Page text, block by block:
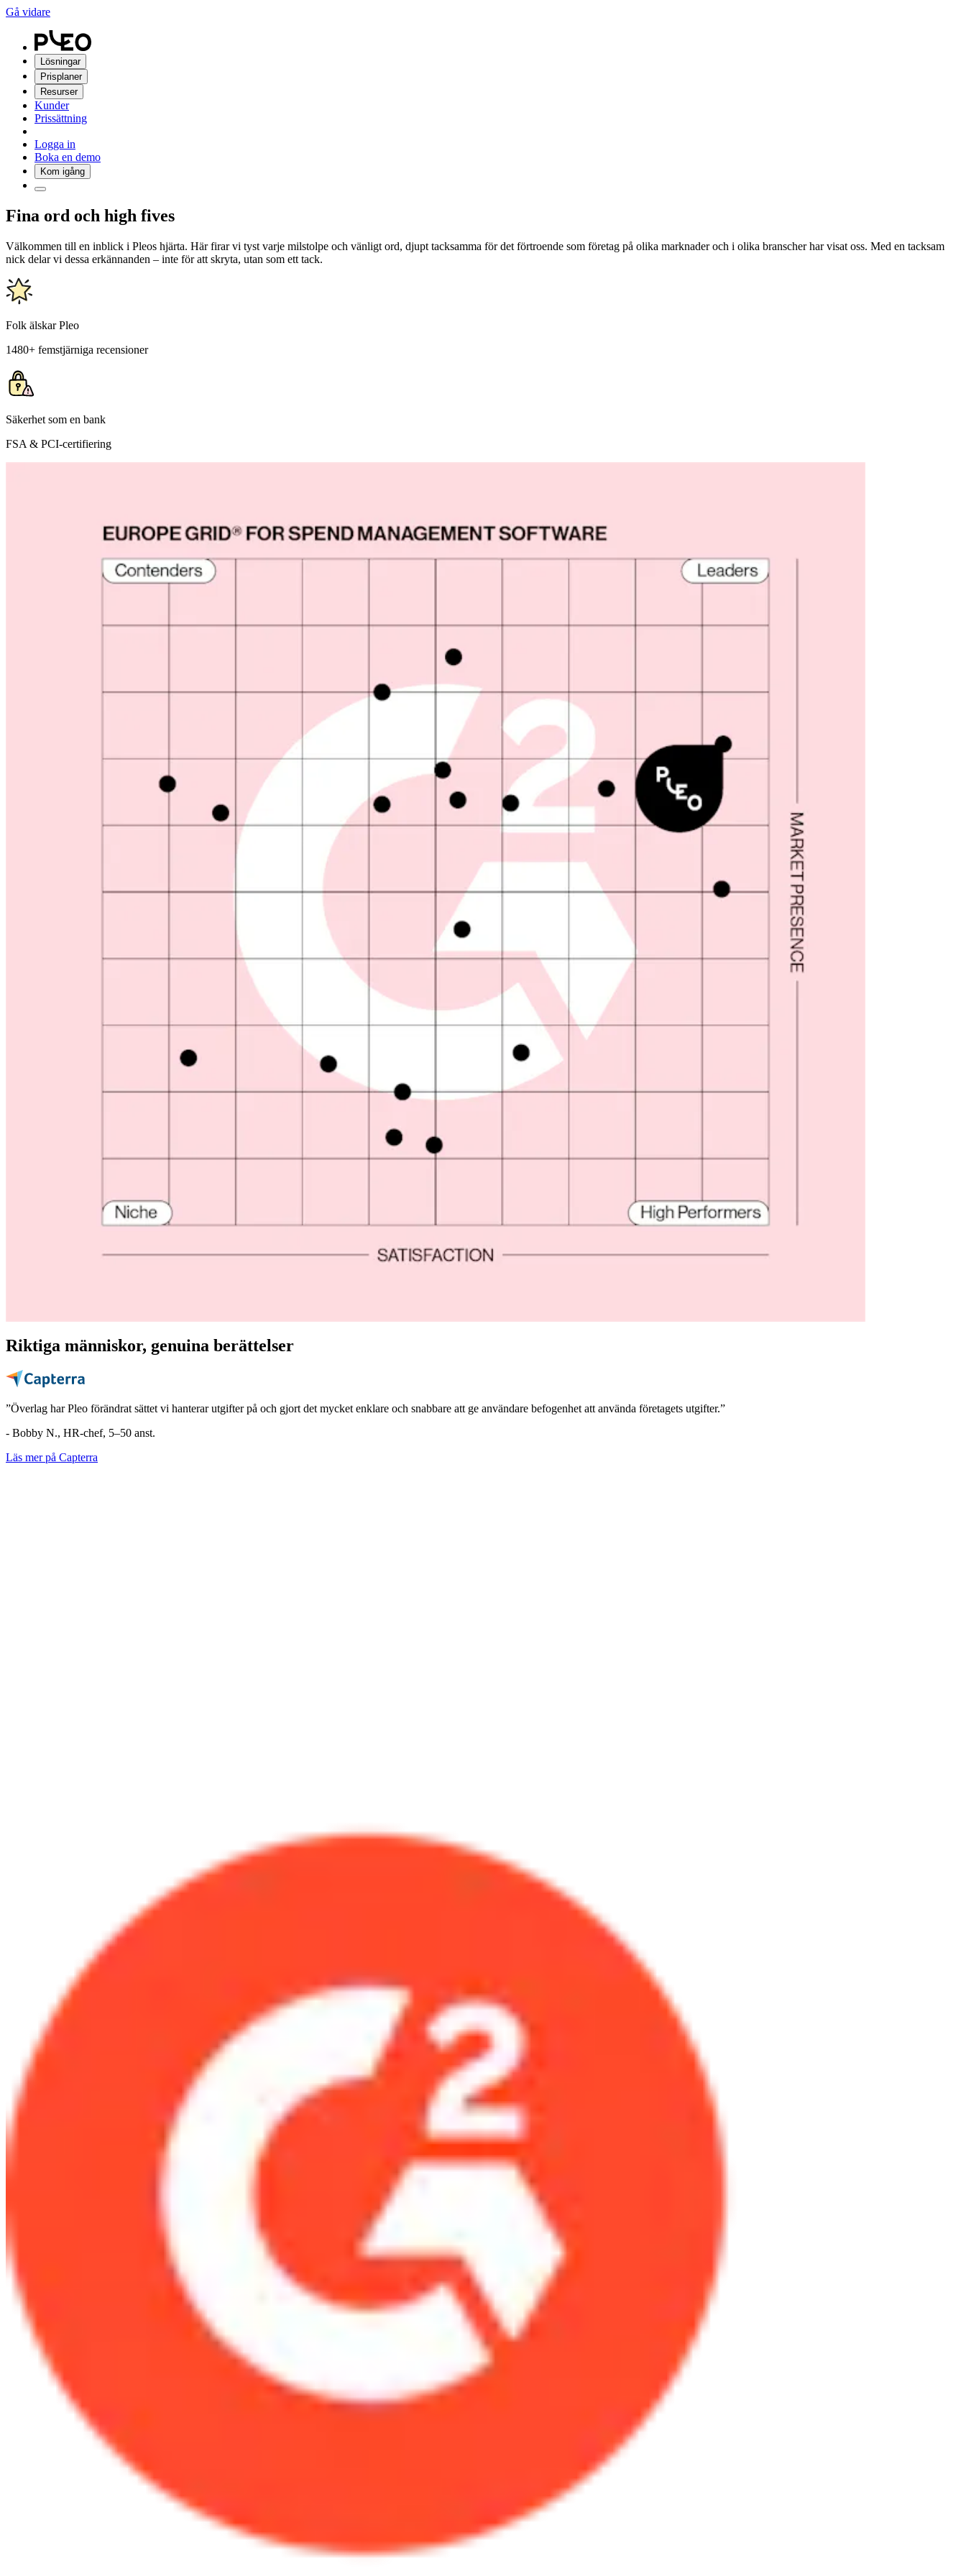
Gå vidare
Lösningar
Prisplaner
Resurser
Kunder
Prissättning
Logga in
Boka en demo
Kom igång
Fina ord och high fives
Välkommen till en inblick i Pleos hjärta. Här firar vi tyst varje milstolpe och vänligt ord, djupt tacksamma för det förtroende som företag på olika marknader och i olika branscher har visat oss. Med en tacksam
nick delar vi dessa erkännanden – inte för att skryta, utan som ett tack.
Folk älskar Pleo
1480+ femstjärniga recensioner
Säkerhet som en bank
FSA & PCI-certifiering
Riktiga människor, genuina berättelser
”Överlag har Pleo förändrat sättet vi hanterar utgifter på och gjort det mycket enklare och snabbare att ge användare befogenhet att använda företagets utgifter.”
- Bobby N., HR-chef, 5–50 anst.
Läs mer på Capterra